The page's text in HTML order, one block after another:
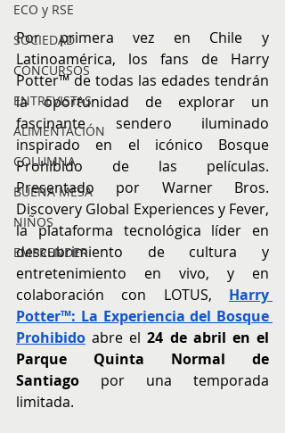
ECO y RSE
SOCIEDAD
CONCURSOS
ENTREVISTAS
ALIMENTACIÓN
COLUMNA
BUENA MESA
NIÑOS
EMPRENDER
Por primera vez en Chile y
Latinoamérica, los fans de Harry
Potter™️ de todas las edades tendrán
la oportunidad de explorar un
fascinante sendero iluminado
inspirado en el icónico Bosque
Prohibido de las películas.
Presentado por Warner Bros.
Discovery Global Experiences y Fever,
la plataforma tecnológica líder en
descubrimiento de cultura y
entretenimiento en vivo, y en
colaboración con LOTUS, Harry
Potter™️: La Experiencia del Bosque
Prohibido abre el 24 de abril en el
Parque Quinta Normal de
Santiago por una temporada
limitada.